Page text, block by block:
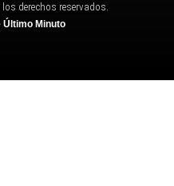
derechos reservados.
Último Minuto